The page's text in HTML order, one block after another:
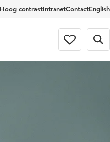
Hoog contrastIntranetContactEnglish